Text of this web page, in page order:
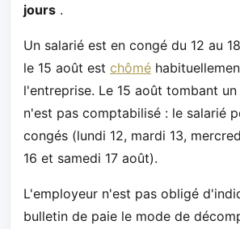
jours .
Un salarié est en congé du 12 au
le 15 août est chômé
l'entreprise. Le 15 août tombant
n'est pas comptabilisé : le salarié
congés (lundi 12, mardi 13,
16 et samedi 17 août).
L'employeur n'est pas obligé
bulletin de paie le mode de